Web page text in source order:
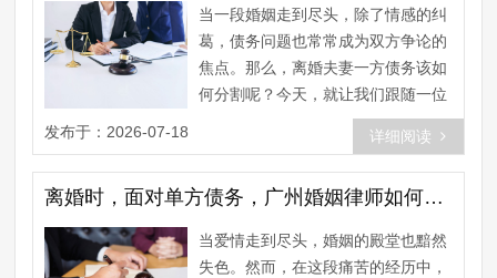
当一段婚姻走到尽头，除了情感的纠
葛，债务问题也常常成为双方争论的
焦点。那么，离婚夫妻一方债务该如
何分割呢？今天，就让我们跟随一位
资深广州离婚律师，一起揭开这个
发布于：2026-07-18 详细阅读
离婚时，面对单方债务，广州婚姻律师如何助你巧妙化解？
当爱情走到尽头，婚姻的殿堂也黯然
失色。然而，在这段痛苦的经历中，